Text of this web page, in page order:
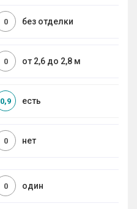
без отделки
0
от 2,6 до 2,8 м
0
есть
0,9
нет
0
один
0